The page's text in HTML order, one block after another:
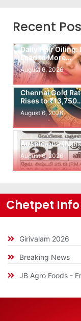
Recent
Daily Hair Oiling:
Lead to More…
August 6, 2026
Chennai Gold
Rises to
August 6, 2026
Auspicious
August 6, 2026
Chetpet Info
Girivalam 2026
Breaking News
JB Agro Foods -